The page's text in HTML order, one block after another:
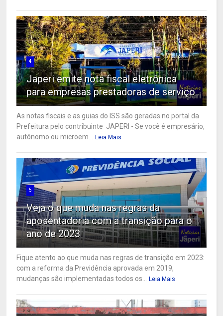
4
Japeri emite nota fiscal eletrônica
para empresas prestadoras de serviço
As notas fiscais e as guias do ISS são geradas no portal da
Prefeitura pelo contribuinte JAPERI - Se você é empresário,
autônomo ou microem...
Leia Mais
5
Veja o que muda nas regras da
aposentadoria com a transição para o
ano de 2023
Fique atento ao que muda nas regras de transição em 2023:
com a reforma da Previdência aprovada em 2019,
mudanças são implementadas todos os...
Leia Mais